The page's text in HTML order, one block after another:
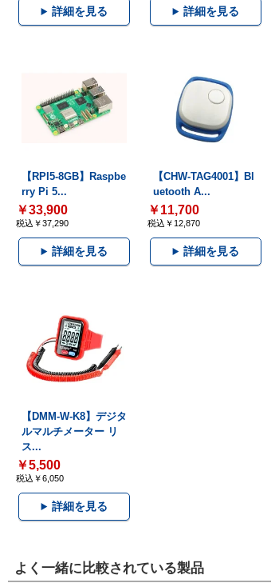
詳細を見る 詳細を見る
【RPI5-8GB】Raspbe
rry Pi 5...
￥33,900
税込￥37,290
詳細を見る
【CHW-TAG4001】Bl
uetooth A...
￥11,700
税込￥12,870
詳細を見る
【DMM-W-K8】デジタ
ルマルチメーター リ
ス...
￥5,500
税込￥6,050
詳細を見る
よく一緒に比較されている製品